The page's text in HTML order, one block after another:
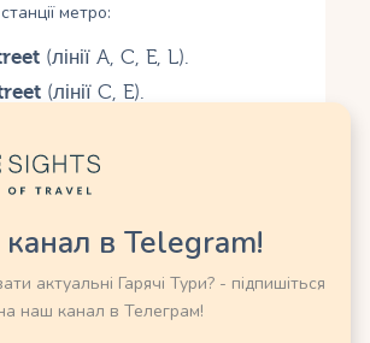
метро:
(лінії A, C, E, L).
(лінії C, E).
M14 та M23 зупиняються
обмежене, тому
транспорт кращий.в Telegram!
актуальні Гарячі Тури? - підпишіться
наш канал в Телеграм!